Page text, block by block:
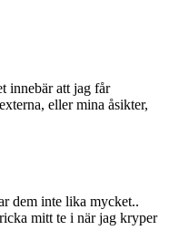
innebär att jag får
eller mina åsikter,
dem inte lika mycket..
mitt te i när jag kryper